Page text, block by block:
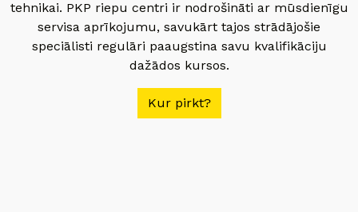
tehnikai. PKP riepu centri ir nodrošināti ar mūsdienīgu
servisa aprīkojumu, savukārt tajos strādājošie
speciālisti regulāri paaugstina savu kvalifikāciju
dažādos kursos.
Kur pirkt?